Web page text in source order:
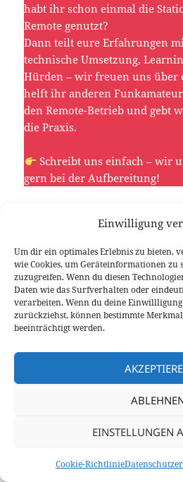
Einwilligung
Um dir ein optimales Erlebnis zu bieten,
wie Cookies, um Geräteinformationen
zuzugreifen. Wenn du diesen
Daten wie das Surfverhalten oder
verarbeiten. Wenn du deine
zurückziehst, können bestimmte
beeinträchtigt werden.
EINSTELLUNGEN
Cookie-Richtlinie
habt ihr schon einmal die
Remote genutzt?
Dann teilt eure Erfahrungen
technische Umsetzung,
Hürden – wir freuen uns über
helft ihr anderen
den Remote-Betrieb und gebt
die Praxis.
Schreibt uns einfach – wir
gern bei der Aufbereitung!
Remote oder nicht?
Betriebes, die wir in diesem